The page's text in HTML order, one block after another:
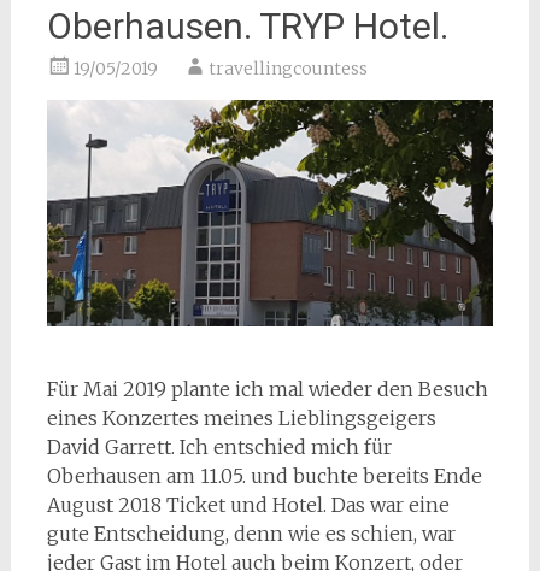
Oberhausen. TRYP Hotel.
19/05/2019 travellingcountess
Für Mai 2019 plante ich mal wieder den Besuch
eines Konzertes meines Lieblingsgeigers
David Garrett. Ich entschied mich für
Oberhausen am 11.05. und buchte bereits Ende
August 2018 Ticket und Hotel. Das war eine
gute Entscheidung, denn wie es schien, war
jeder Gast im Hotel auch beim Konzert, oder